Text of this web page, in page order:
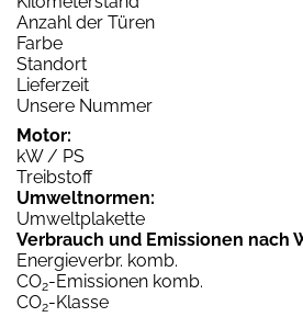
Anzahl der Türen
Farbe
Standort
Lieferzeit
Unsere Nummer
Motor:
kW / PS
Treibstoff
Umweltnormen:
Umweltplakette
Verbrauch und Emissionen nach
Energieverbr. komb.
CO2-Emissionen komb.
CO2-Klasse